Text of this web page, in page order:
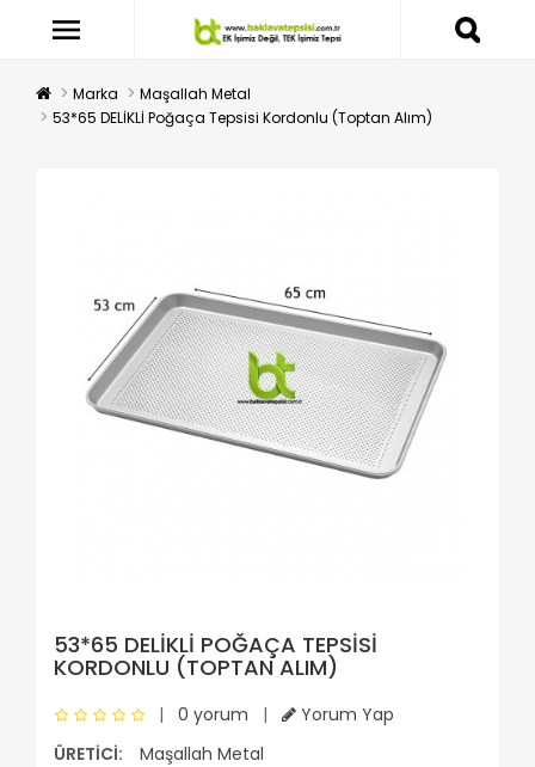
Marka
Maşallah Metal
53*65 DELİKLİ Poğaça Tepsisi Kordonlu (Toptan Alım)
53*65 DELİKLİ POĞAÇA TEPSISI
KORDONLU (TOPTAN ALIM)
| 0 yorum |
Yorum Yap
ÜRETICI:
Maşallah Metal